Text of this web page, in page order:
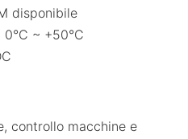
disponibile
~ +50°C
controllo macchine e